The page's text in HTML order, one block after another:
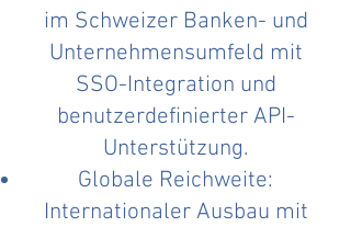
im Schweizer Banken- und
Unternehmensumfeld mit
SSO-Integration und
benutzerdefinierter API-
Unterstützung.
Globale Reichweite:
Internationaler Ausbau mit